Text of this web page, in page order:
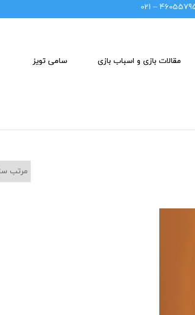
46055795 –
مقالات بازی و اسباب بازی سامی تویز